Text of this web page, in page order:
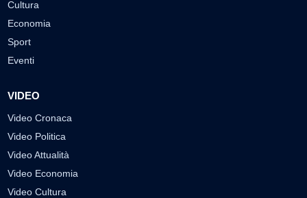
Cultura
Economia
Sport
Eventi
VIDEO
Video Cronaca
Video Politica
Video Attualità
Video Economia
Video Cultura